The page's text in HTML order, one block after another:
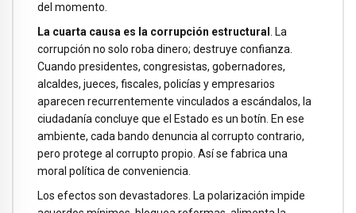
del momento.
La cuarta causa es la corrupción estructural
. La
corrupción no solo roba dinero; destruye confianza.
Cuando presidentes, congresistas, gobernadores,
alcaldes, jueces, fiscales, policías y empresarios
aparecen recurrentemente vinculados a escándalos, la
ciudadanía concluye que el Estado es un botín. En ese
ambiente, cada bando denuncia al corrupto contrario,
pero protege al corrupto propio. Así se fabrica una
moral política de conveniencia.
Los efectos son devastadores. La polarización impide